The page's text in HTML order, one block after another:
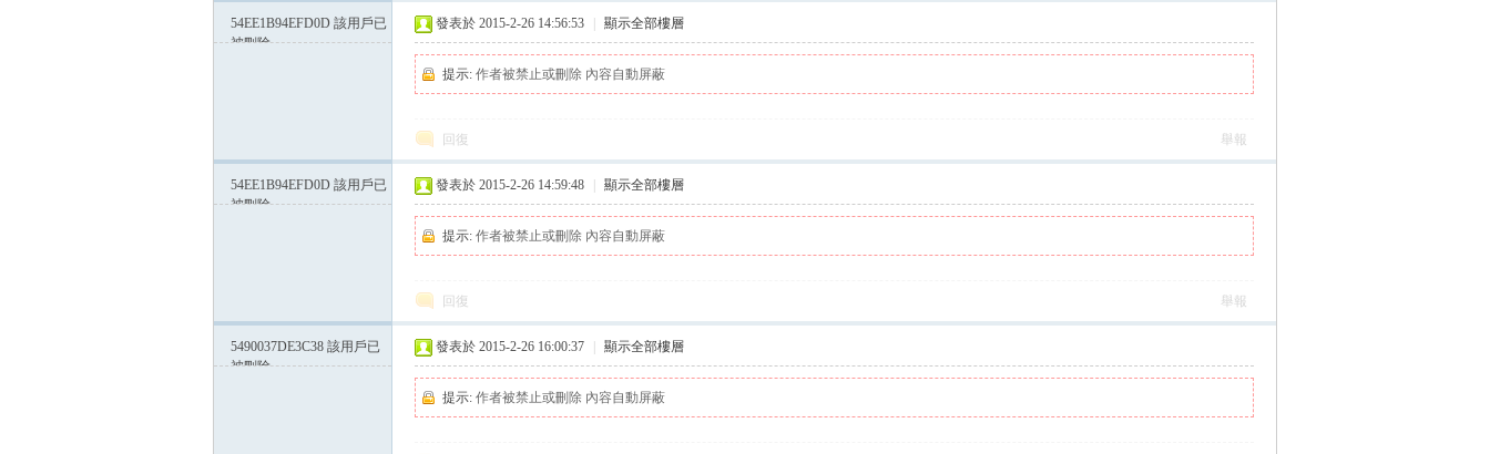
54EE1B94EFD0D 該用戶已
被刪除
發表於 2015-2-26 14:56:53 顯示全部樓層
提示: 作者被禁止或刪除 內容自動屏蔽
回復 舉報
54EE1B94EFD0D 該用戶已
被刪除
發表於 2015-2-26 14:59:48 顯示全部樓層
提示: 作者被禁止或刪除 內容自動屏蔽
回復 舉報
5490037DE3C38 該用戶已
被刪除
發表於 2015-2-26 16:00:37 顯示全部樓層
提示: 作者被禁止或刪除 內容自動屏蔽